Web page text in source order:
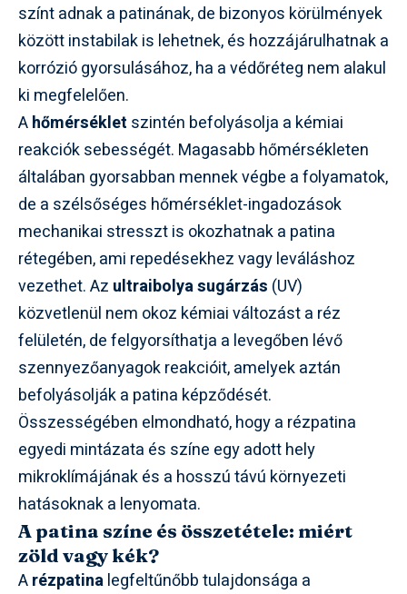
színt adnak a patinának, de bizonyos körülmények
között instabilak is lehetnek, és hozzájárulhatnak a
korrózió gyorsulásához, ha a védőréteg nem alakul
ki megfelelően.
Ahőmérséklet szintén befolyásolja a kémiai
reakciók sebességét. Magasabb hőmérsékleten
általában gyorsabban mennek végbe a folyamatok,
de a szélsőséges hőmérséklet-ingadozások
mechanikai stresszt is okozhatnak a patina
rétegében, ami repedésekhez vagy leváláshoz
vezethet. Az ultraibolya sugárzás (UV)
közvetlenül nem okoz kémiai változást a réz
felületén, de felgyorsíthatja a levegőben lévő
szennyezőanyagok reakcióit, amelyek aztán
befolyásolják a patina képződését.
Összességében elmondható, hogy a rézpatina
egyedi mintázata és színe egy adott hely
mikroklímájának és a hosszú távú környezeti
hatásoknak a lenyomata.
A patina színe és összetétele: miért
zöld vagy kék?
Arézpatinalegfeltűnőbb tulajdonsága a